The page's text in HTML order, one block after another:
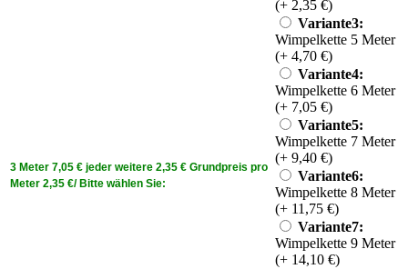
3 Meter 7,05 € jeder weitere 2,35 € Grundpreis pro
Meter 2,35 €/ Bitte wählen Sie:
(+ 2,35 €)
Variante3:
Wimpelkette 5 Meter
(+ 4,70 €)
Variante4:
Wimpelkette 6 Meter
(+ 7,05 €)
Variante5:
Wimpelkette 7 Meter
(+ 9,40 €)
Variante6:
Wimpelkette 8 Meter
(+ 11,75 €)
Variante7:
Wimpelkette 9 Meter
(+ 14,10 €)